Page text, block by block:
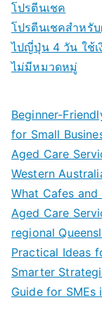
โปรตีนเชค
โปรตีนเชคสำหรั
ไปญี่ปุ่น 4 วัน ใช้เ
ไม่มีหมวดหมู่
Beginner-
for Small
Aged Care
Western
What Cafes
Aged Care
regional
Practical Ideas
Smarter
Guide for